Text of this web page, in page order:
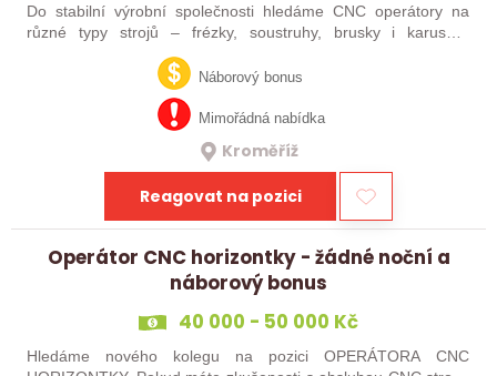
Do stabilní výrobní společnosti hledáme CNC operátory na
různé typy strojů – frézky, soustruhy, brusky i karusely.
Uplatnění u nás najdou zkušení obráběči i absolventi
technických oborů, kteří se…Náborový bonus
Mimořádná nabídka
Kroměříž
Reagovat na pozici
Operátor CNC horizontky - žádné noční a
náborový bonus
40 000 - 50 000 Kč
Hledáme nového kolegu na pozici OPERÁTORA CNC